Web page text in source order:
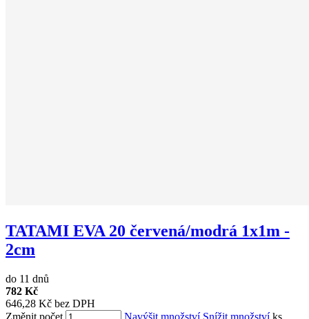
TATAMI EVA 20 červená/modrá 1x1m -
2cm
do 11 dnů
782 Kč
646,28 Kč bez DPH
Změnit počet
Navýšit množství Snížit množstvíks